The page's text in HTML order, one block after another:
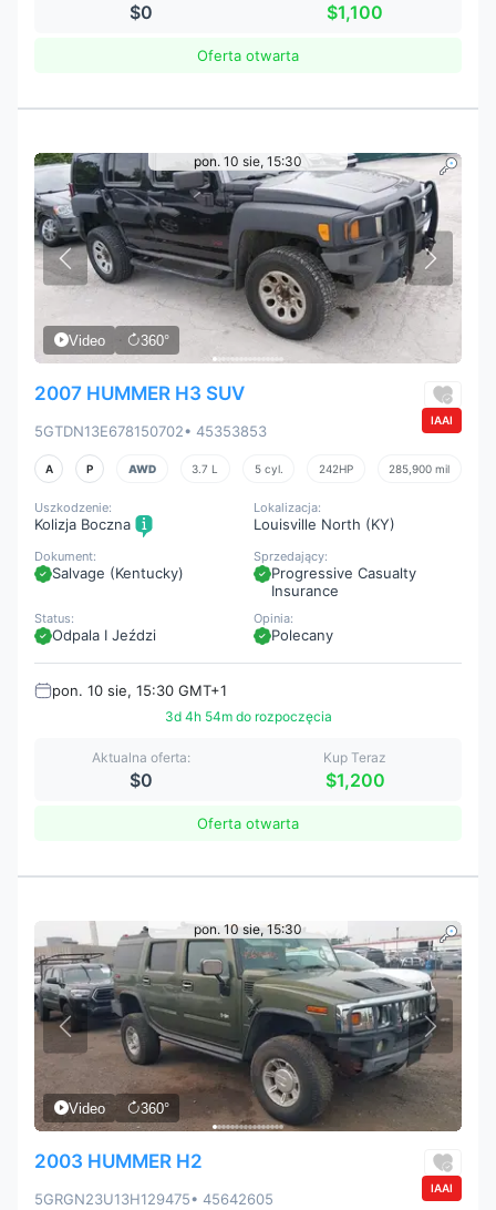
$0 $1,100
Oferta otwarta
pon. 10 sie, 15:30
Video 360°
2007 HUMMER H3 SUV
5GTDN13E678150702• 45353853
IAAI
A P AWD 3.7 L 5 cyl. 242HP 285,900 mil
Uszkodzenie:
Kolizja Boczna
Sprzedający:
Progressive Casualty
Insurance
Dokument:
Salvage (Kentucky)
Lokalizacja:
Louisville North (KY)
Status:
Odpala I Jeździ
Opinia:
Polecany
pon. 10 sie, 15:30 GMT+1
3d 4h 54m do rozpoczęcia
Aktualna oferta:
$0
Kup Teraz
$1,200
Oferta otwarta
pon. 10 sie, 15:30
Video 360°
2003 HUMMER H2
5GRGN23U13H129475• 45642605
IAAI